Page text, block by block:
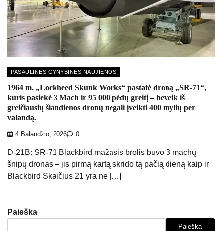
PASAULINĖS GYNYBINĖS NAUJIENOS
1964 m. „Lockheed Skunk Works“ pastatė droną „SR-71“,
kuris pasiekė 3 Mach ir 95 000 pėdų greitį – beveik iš
greičiausių šiandienos dronų negali įveikti 400 mylių per
valandą.
4 Balandžio, 2026 0
D-21B: SR-71 Blackbird mažasis brolis buvo 3 machų
šnipų dronas – jis pirmą kartą skrido tą pačią dieną kaip ir
Blackbird Skaičius 21 yra ne […]
Paieška
Paieška